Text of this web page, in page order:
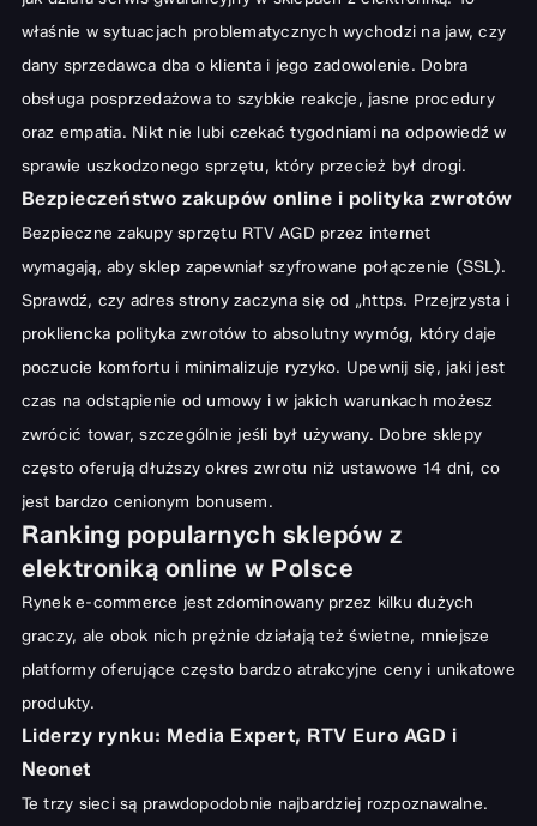
właśnie w sytuacjach problematycznych wychodzi na jaw, czy
dany sprzedawca dba o klienta i jego zadowolenie. Dobra
obsługa posprzedażowa to szybkie reakcje, jasne procedury
oraz empatia. Nikt nie lubi czekać tygodniami na odpowiedź w
sprawie uszkodzonego sprzętu, który przecież był drogi.
Bezpieczeństwo zakupów online i polityka zwrotów
Bezpieczne zakupy sprzętu RTV AGD przez internet
wymagają, aby sklep zapewniał szyfrowane połączenie (SSL).
Sprawdź, czy adres strony zaczyna się od „https. Przejrzysta i
prokliencka polityka zwrotów to absolutny wymóg, który daje
poczucie komfortu i minimalizuje ryzyko. Upewnij się, jaki jest
czas na odstąpienie od umowy i w jakich warunkach możesz
zwrócić towar, szczególnie jeśli był używany. Dobre sklepy
często oferują dłuższy okres zwrotu niż ustawowe 14 dni, co
jest bardzo cenionym bonusem.
Ranking popularnych sklepów z
elektroniką online w Polsce
Rynek e-commerce jest zdominowany przez kilku dużych
graczy, ale obok nich prężnie działają też świetne, mniejsze
platformy oferujące często bardzo atrakcyjne ceny i unikatowe
produkty.
Liderzy rynku: Media Expert, RTV Euro AGD i
Neonet
Te trzy sieci są prawdopodobnie najbardziej rozpoznawalne.